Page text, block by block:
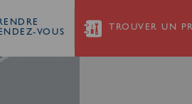
VOUS
TROUVER UN